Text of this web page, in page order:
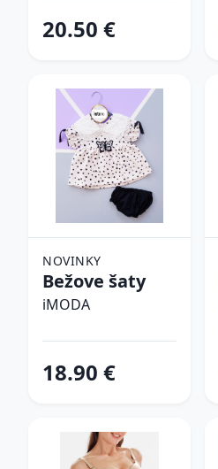
20.50 €
NOVINKY
Bežove šaty
iMODA
18.90 €